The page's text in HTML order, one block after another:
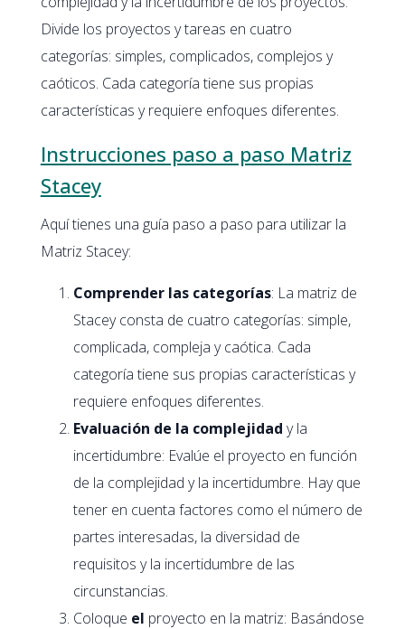
Divide los proyectos y tareas en cuatro
categorías: simples, complicados, complejos y
caóticos. Cada categoría tiene sus propias
características y requiere enfoques diferentes.
Instrucciones paso a paso Matriz
Stacey
Aquí tienes una guía paso a paso para utilizar la
Matriz Stacey:
Comprender las categorías: La matriz de
Stacey consta de cuatro categorías: simple,
complicada, compleja y caótica. Cada
categoría tiene sus propias características y
requiere enfoques diferentes.
Evaluación de la complejidad y la
incertidumbre: Evalúe el proyecto en función
de la complejidad y la incertidumbre. Hay que
tener en cuenta factores como el número de
partes interesadas, la diversidad de
requisitos y la incertidumbre de las
circunstancias.
Coloque el proyecto en la matriz: Basándose